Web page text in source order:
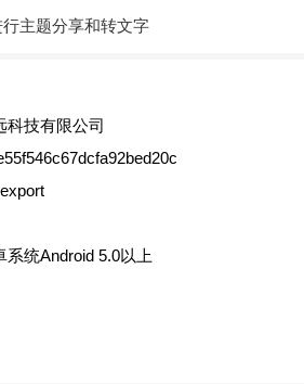
主题分享和转文字
科技有限公司
系统Android 5.0以上